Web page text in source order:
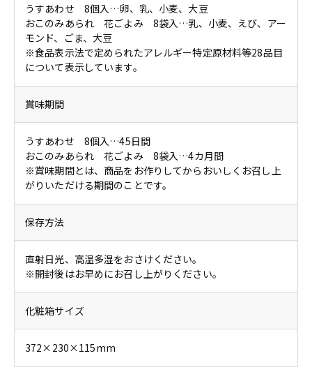
うすあわせ 8個入…卵、乳、小麦、大豆
おこのみあられ 花ごよみ 8袋入…乳、小麦、えび、アー
モンド、ごま、大豆
※食品表示法で定められたアレルギー特定原材料等28品目
について表示しています。
賞味期間
うすあわせ 8個入…45日間
おこのみあられ 花ごよみ 8袋入…4カ月間
※賞味期間とは、商品をお作りしてからおいしくお召し上
がりいただける期間のことです。
保存方法
直射日光、高温多湿をおさけください。
※開封後はお早めにお召し上がりください。
化粧箱サイズ
372×230×115mm